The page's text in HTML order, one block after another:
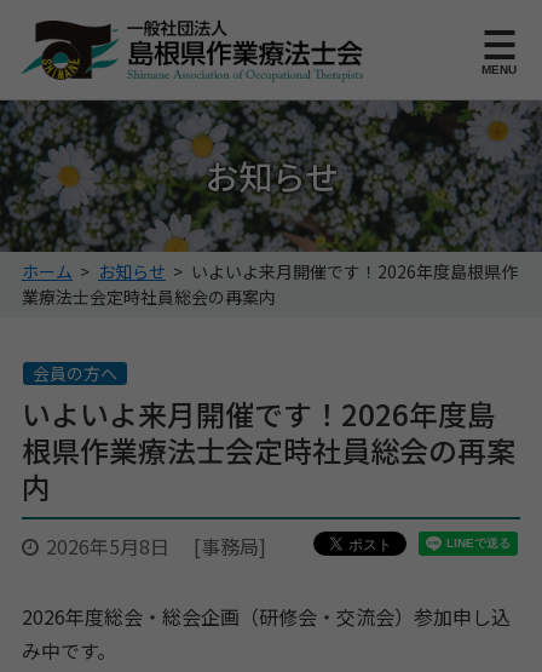
このページの本文へ
MENU
お知らせ
こ
の
ジ
位
置:
ホーム > お知らせ > いよいよ来月開催です！2026年度島根県作
業療法士会定時社員総会の再案内
会員の方へ
いよいよ来月開催です！2026年度島
根県作業療法士会定時社員総会の再案
内
2026年5月8日 [事務局]
2026年度総会・総会企画（研修会・交流会）参加申し込
み中です。